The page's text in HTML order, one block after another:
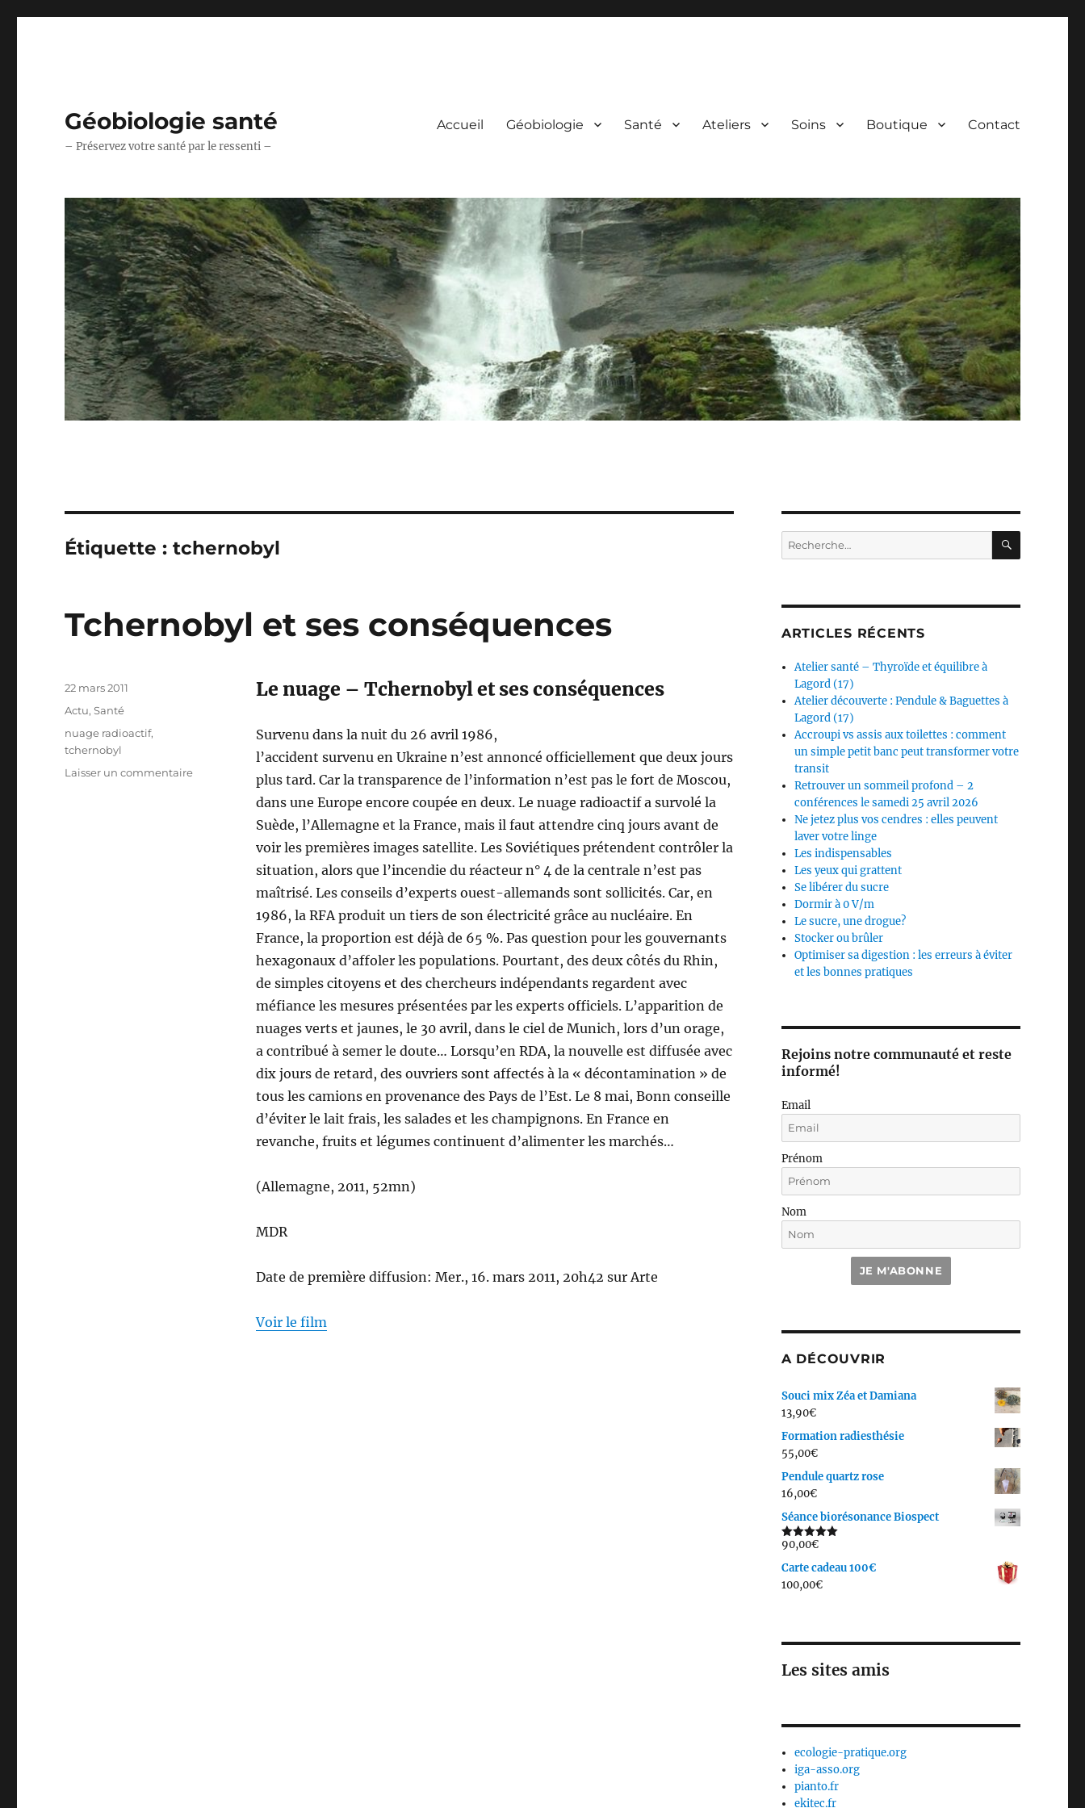
Géobiologie santé
– Préservez votre santé par le ressenti –
Accueil Géobiologie Santé Ateliers Soins Boutique Contact
Étiquette :tchernobyl
Tchernobyl et ses conséquences
Le nuage – Tchernobyl et ses conséquences
Survenu dans la nuit du 26 avril 1986,
l’accident survenu en Ukraine n’est annoncé officiellement que deux jours
plus tard. Car la transparence de l’information n’est pas le fort de Moscou,
dans une Europe encore coupée en deux. Le nuage radioactif a survolé la
Suède, l’Allemagne et la France, mais il faut attendre cinq jours avant de
voir les premières images satellite. Les Soviétiques prétendent contrôler la
situation, alors que l’incendie du réacteur n° 4 de la centrale n’est pas
maîtrisé. Les conseils d’experts ouest-allemands sont sollicités. Car, en
1986, la RFA produit un tiers de son électricité grâce au nucléaire. En
France, la proportion est déjà de 65 %. Pas question pour les gouvernants
hexagonaux d’affoler les populations. Pourtant, des deux côtés du Rhin,
de simples citoyens et des chercheurs indépendants regardent avec
méfiance les mesures présentées par les experts officiels. L’apparition de
nuages verts et jaunes, le 30 avril, dans le ciel de Munich, lors d’un orage,
a contribué à semer le doute… Lorsqu’en RDA, la nouvelle est diffusée avec
dix jours de retard, des ouvriers sont affectés à la « décontamination » de
tous les camions en provenance des Pays de l’Est. Le 8 mai, Bonn conseille
d’éviter le lait frais, les salades et les champignons. En France en
revanche, fruits et légumes continuent d’alimenter les marchés…
(Allemagne, 2011, 52mn)
MDR
Date de première diffusion: Mer., 16. mars 2011, 20h42 sur Arte
Voir le film
Publié
22 mars 2011
Catégories
Actu,Santé
Étiquettes
nuage radioactif,
tchernobyl
Laisser un commentairesur
Recherche
pour :
ARTICLES RÉCENTS
Atelier santé – Thyroïde et équilibre à
Lagord (17)
Atelier découverte : Pendule & Baguettes à
Lagord (17)
Accroupi vs assis aux toilettes : comment
un simple petit banc peut transformer votre
transit
Retrouver un sommeil profond – 2
conférences le samedi 25 avril 2026
Ne jetez plus vos cendres : elles peuvent
laver votre linge
Les indispensables
Les yeux qui grattent
Se libérer du sucre
Dormir à 0 V/m
Le sucre, une drogue?
Stocker ou brûler
Optimiser sa digestion : les erreurs à éviter
et les bonnes pratiques
Rejoins notre communauté et reste
informé!
Email
Prénom
Nom
JE M'ABONNE
A DÉCOUVRIR
Souci mix Zéa et Damiana
13,90€
Formation radiesthésie
55,00€
Pendule quartz rose
16,00€
Séance biorésonance Biospect
Note5.00
90,00€
Carte cadeau 100€
100,00€
Les sites amis
ecologie-pratique.org
iga-asso.org
pianto.fr
ekitec.fr